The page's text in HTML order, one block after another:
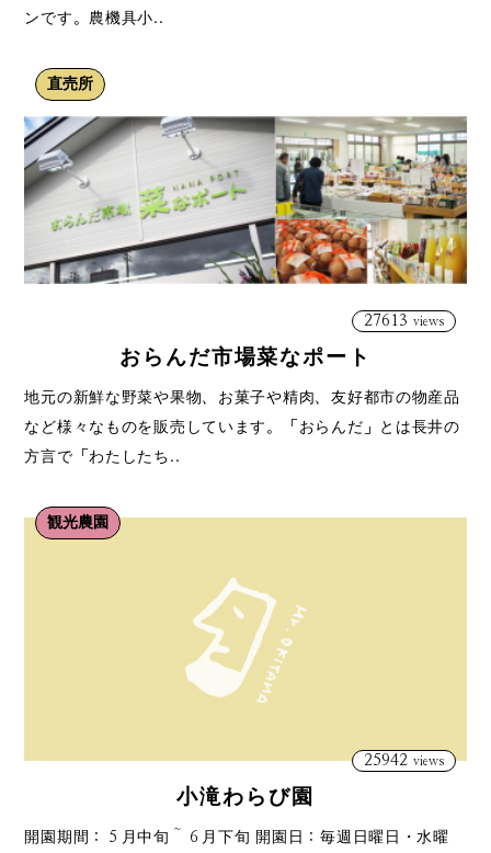
ンです。農機具小..
直売所
27613 views
おらんだ市場菜なポート
地元の新鮮な野菜や果物、お菓子や精肉、友好都市の物産品
など様々なものを販売しています。「おらんだ」とは長井の
方言で「わたしたち..
観光農園
25942 views
小滝わらび園
開園期間：５月中旬～６月下旬 開園日：毎週日曜日・水曜